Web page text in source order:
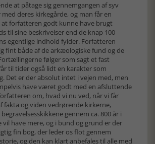
at påtage sig gennemgangen af syv
deres kirkegårde, og man får en
at forfatteren godt kunne have brugt
til sine beskrivelser end de knap 100
egentlige indhold fylder. Forfatteren
fint både af de arkæologiske fund og de
følger som sagt et fast
til tider også lidt en karakter som
Det er der absolut intet i vejen med, men
have været godt med en afsluttende
om, hvad vi nu ved, når vi får
fakta og viden vedrørende kirkerne,
gennem ca. 800 år i
vil have mere, og i bund og grund er der
fin bog, der leder os flot gennem
og den kan klart anbefales til alle med